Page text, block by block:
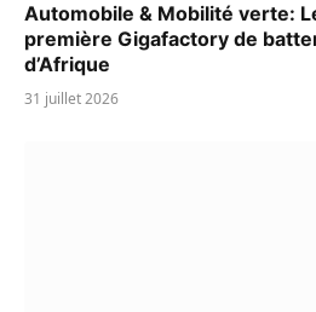
Automobile & Mobilité verte:
première Gigafactory de
d’Afrique
31 juillet 2026